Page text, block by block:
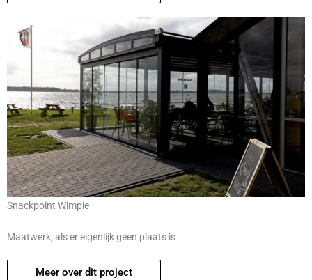
Snackpoint Wimpie
Maatwerk, als er eigenlijk geen plaats is
Meer over dit project